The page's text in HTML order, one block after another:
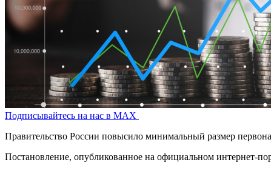
Подписывайтесь на нас в MAX
Правительство России повысило минимальный размер
Постановление, опубликованное на официальном интернет-